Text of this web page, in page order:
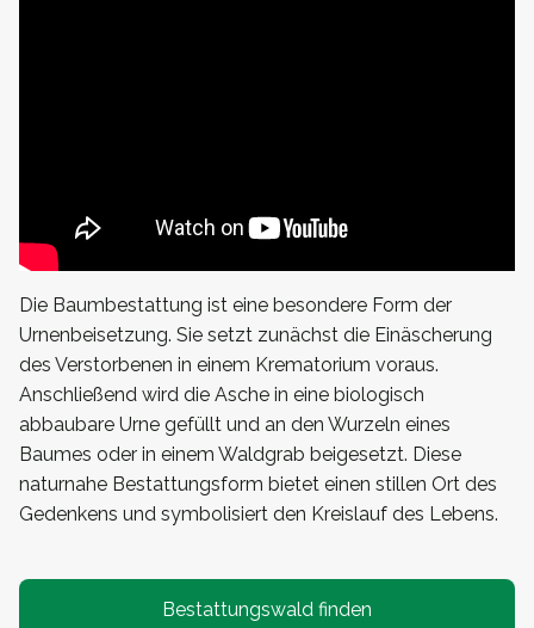
Die Baumbestattung ist eine besondere Form der
Urnenbeisetzung. Sie setzt zunächst die Einäscherung
des Verstorbenen in einem Krematorium voraus.
Anschließend wird die Asche in eine biologisch
abbaubare Urne gefüllt und an den Wurzeln eines
Baumes oder in einem Waldgrab beigesetzt. Diese
naturnahe Bestattungsform bietet einen stillen Ort des
Gedenkens und symbolisiert den Kreislauf des Lebens.
Bestattungswald finden